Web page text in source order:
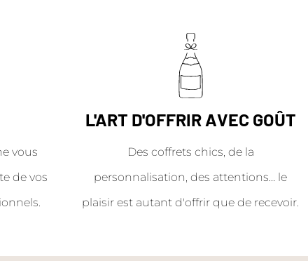
vous
de vos
L'ART D'OFFRIR AVEC GOÛT
Des coffrets chics, de la
personnalisation, des attentions… le
plaisir est autant d'offrir que de recevoir.